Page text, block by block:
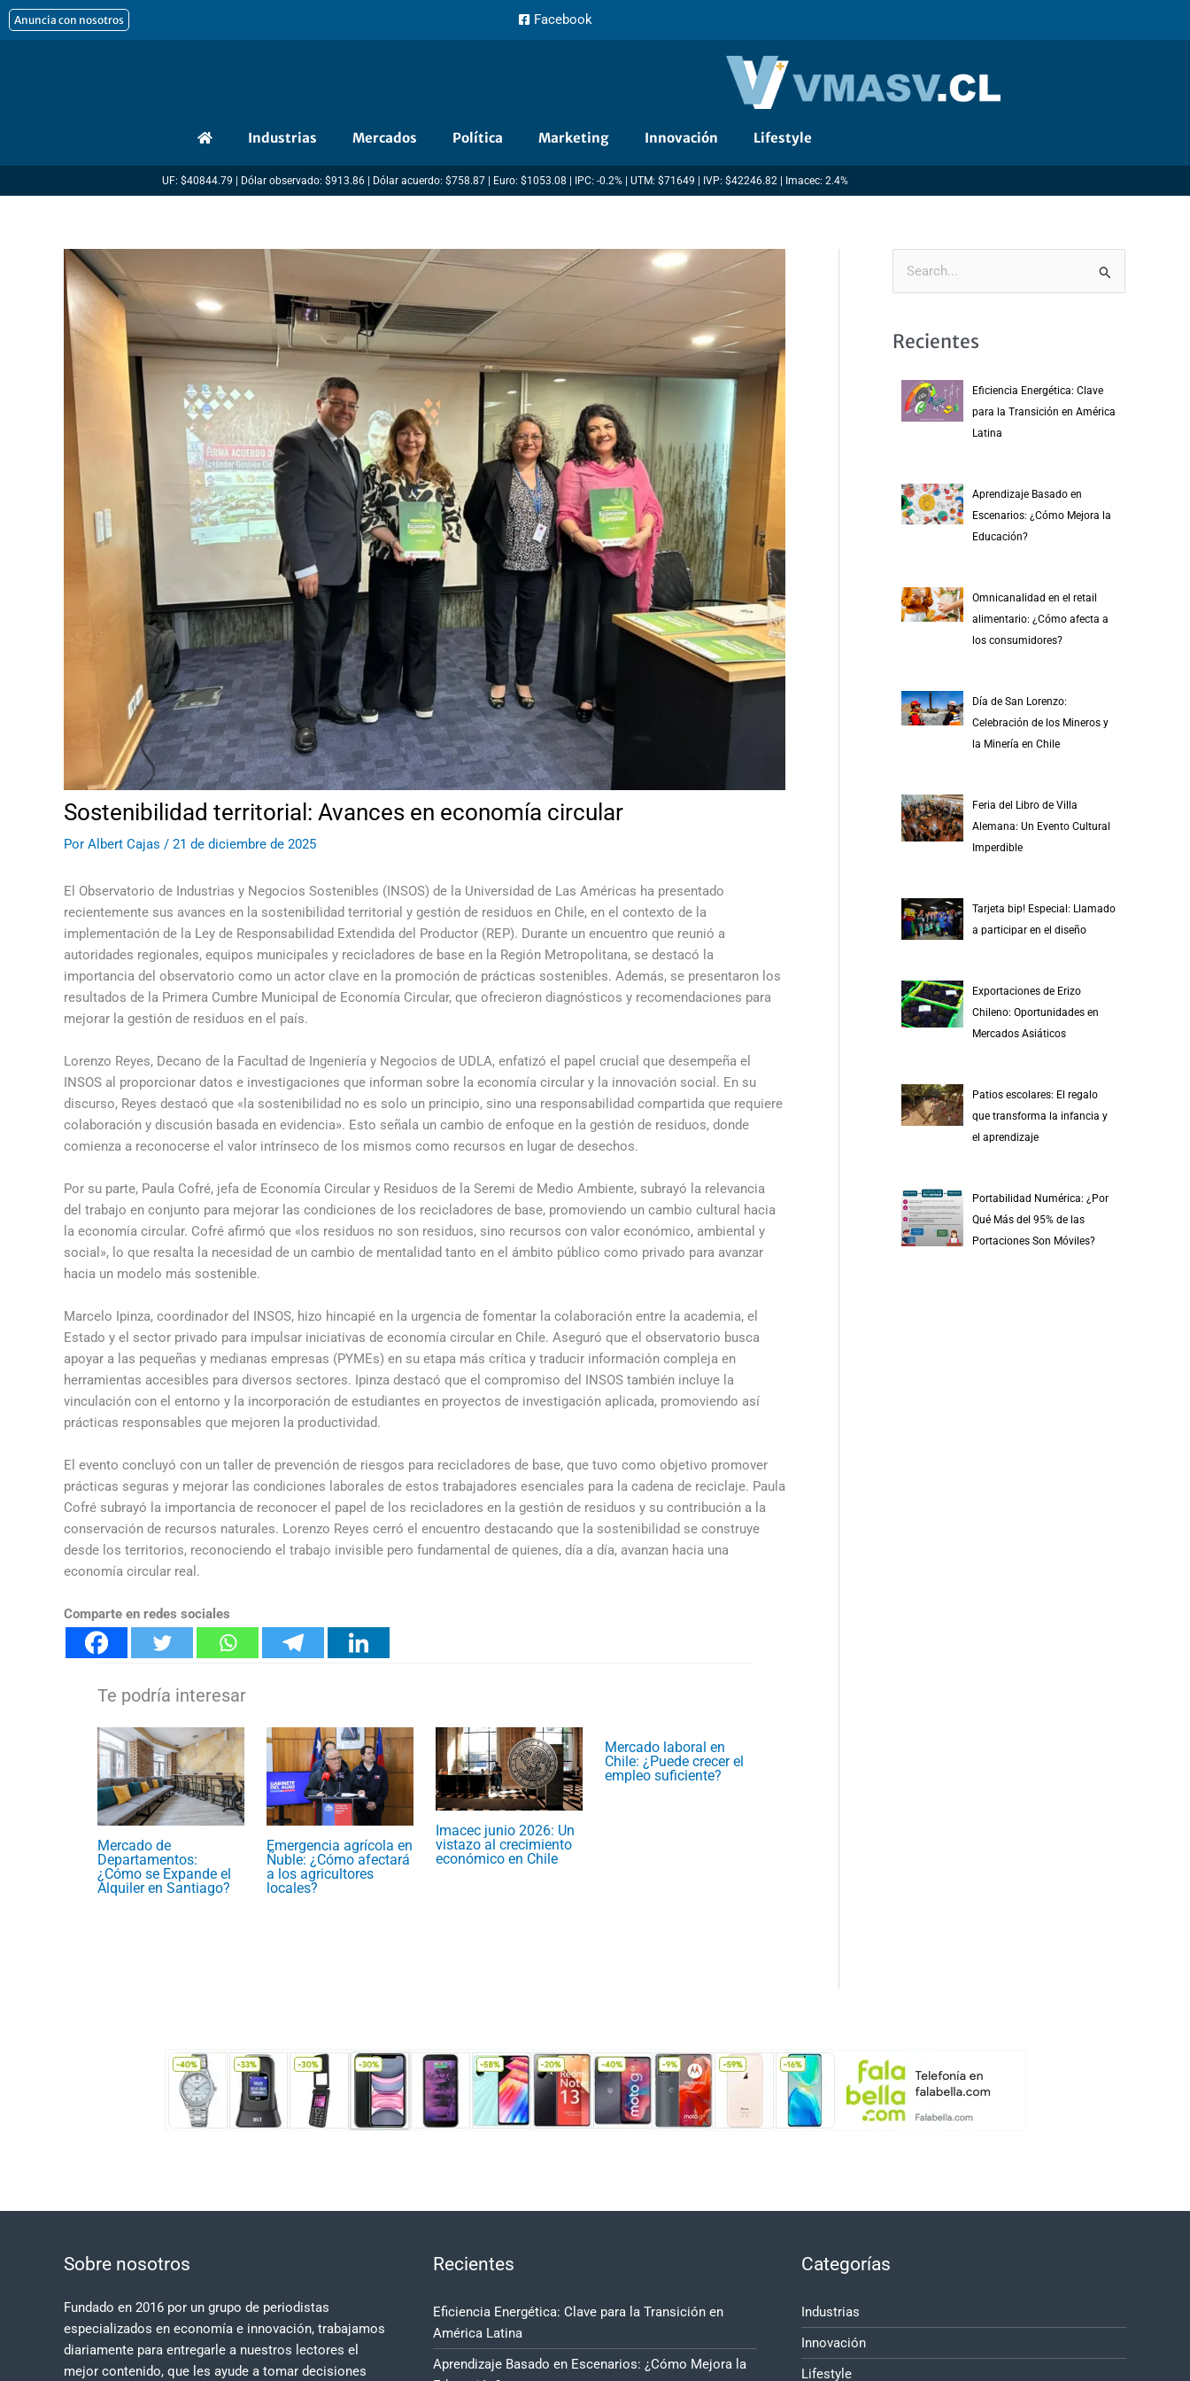
al
Anuncia con nosotros Facebook
Industrias Mercados Política Marketing Innovación Lifestyle
UF: $40844.79 | Dólar observado: $913.86 | Dólar acuerdo: $758.87 | Euro: $1053.08 | IPC: -0.2% | UTM: $71649 | IVP: $42246.82 | Imacec: 2.4%
Sostenibilidad territorial: Avances en economía circular
Por Albert Cajas / 21 de diciembre de 2025
El Observatorio de Industrias y Negocios Sostenibles (INSOS) de la Universidad de Las Américas ha presentado
recientemente sus avances en la sostenibilidad territorial y gestión de residuos en Chile, en el contexto de la
implementación de la Ley de Responsabilidad Extendida del Productor (REP). Durante un encuentro que reunió a
autoridades regionales, equipos municipales y recicladores de base en la Región Metropolitana, se destacó la
importancia del observatorio como un actor clave en la promoción de prácticas sostenibles. Además, se presentaron los
resultados de la Primera Cumbre Municipal de Economía Circular, que ofrecieron diagnósticos y recomendaciones para
mejorar la gestión de residuos en el país.
Lorenzo Reyes, Decano de la Facultad de Ingeniería y Negocios de UDLA, enfatizó el papel crucial que desempeña el
INSOS al proporcionar datos e investigaciones que informan sobre la economía circular y la innovación social. En su
discurso, Reyes destacó que «la sostenibilidad no es solo un principio, sino una responsabilidad compartida que requiere
colaboración y discusión basada en evidencia». Esto señala un cambio de enfoque en la gestión de residuos, donde
comienza a reconocerse el valor intrínseco de los mismos como recursos en lugar de desechos.
Por su parte, Paula Cofré, jefa de Economía Circular y Residuos de la Seremi de Medio Ambiente, subrayó la relevancia
del trabajo en conjunto para mejorar las condiciones de los recicladores de base, promoviendo un cambio cultural hacia
la economía circular. Cofré afirmó que «los residuos no son residuos, sino recursos con valor económico, ambiental y
social», lo que resalta la necesidad de un cambio de mentalidad tanto en el ámbito público como privado para avanzar
hacia un modelo más sostenible.
Marcelo Ipinza, coordinador del INSOS, hizo hincapié en la urgencia de fomentar la colaboración entre la academia, el
Estado y el sector privado para impulsar iniciativas de economía circular en Chile. Aseguró que el observatorio busca
apoyar a las pequeñas y medianas empresas (PYMEs) en su etapa más crítica y traducir información compleja en
herramientas accesibles para diversos sectores. Ipinza destacó que el compromiso del INSOS también incluye la
vinculación con el entorno y la incorporación de estudiantes en proyectos de investigación aplicada, promoviendo así
prácticas responsables que mejoren la productividad.
El evento concluyó con un taller de prevención de riesgos para recicladores de base, que tuvo como objetivo promover
prácticas seguras y mejorar las condiciones laborales de estos trabajadores esenciales para la cadena de reciclaje. Paula
Cofré subrayó la importancia de reconocer el papel de los recicladores en la gestión de residuos y su contribución a la
conservación de recursos naturales. Lorenzo Reyes cerró el encuentro destacando que la sostenibilidad se construye
desde los territorios, reconociendo el trabajo invisible pero fundamental de quienes, día a día, avanzan hacia una
economía circular real.
Comparte en redes sociales
Mercado de
Departamentos:
¿Cómo se Expande el
Alquiler en Santiago?
Emergencia agrícola en
Ñuble: ¿Cómo afectará
a los agricultores
locales?
Imacec junio 2026: Un
vistazo al crecimiento
económico en Chile
Mercado laboral en
Chile: ¿Puede crecer el
empleo suficiente?
Recientes
Eficiencia Energética: Clave
para la Transición en América
Latina
Aprendizaje Basado en
Escenarios: ¿Cómo Mejora la
Educación?
Omnicanalidad en el retail
alimentario: ¿Cómo afecta a
los consumidores?
Día de San Lorenzo:
Celebración de los Mineros y
la Minería en Chile
Feria del Libro de Villa
Alemana: Un Evento Cultural
Imperdible
Tarjeta bip! Especial: Llamado
a participar en el diseño
Exportaciones de Erizo
Chileno: Oportunidades en
Mercados Asiáticos
Patios escolares: El regalo
que transforma la infancia y
el aprendizaje
Portabilidad Numérica: ¿Por
Qué Más del 95% de las
Portaciones Son Móviles?
Sobre nosotros
Fundado en 2016 por un grupo de periodistas
especializados en economía e innovación, trabajamos
diariamente para entregarle a nuestros lectores el
mejor contenido, que les ayude a tomar decisiones
Recientes
Eficiencia Energética: Clave para la Transición en
América Latina
Aprendizaje Basado en Escenarios: ¿Cómo Mejora la
Categorías
Industrias
Innovación
Lifestyle